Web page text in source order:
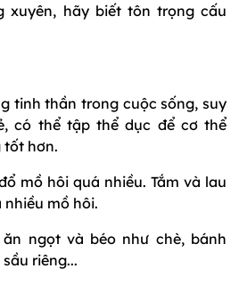
xuyên, hãy biết tôn trọng cấu
tinh thần trong cuộc sống, suy
có thể tập thể dục để cơ thể
tốt hơn.
mồ hôi quá nhiều. Tắm và lau
nhiều mồ hôi.
ngọt và béo như chè, bánh
riêng...